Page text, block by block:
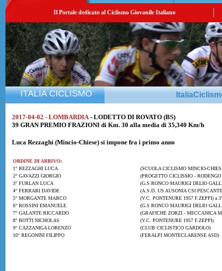
Il Portale dedicato al Ciclismo Giovanile Italiano
ITALIA CICLISMO
2017-04-02 - LOMBARDIA - LODETTO DI ROVATO (BS)
39 GRAN PREMIO FRAZIONI di Km. 30 alla media di 35,340 Km/h
Luca Rezzaghi (Mincio-Chiese) si impone fra i primo anno
ORDINE DI ARRIVO:
1° REZZAGHI LUCA
(SCUOLA CICLISMO MINCIO-
2° GAVAZZI GIORGIO
(PROGETTO CICLISMO -
3° FURLAN LUCA
(G.S RONCO MAURIGI DELIO
4° FERRARI DAVIDE
(A.S.D. US AUSONIA CSI
5° MORGANTE MARCO
(V.C. PONTENURE 1957 F.ZEPPI) a
6° ROSSINI EMANUELE
(G.S RONCO MAURIGI DELIO
7° GALANTE RICCARDO
(GRAFICHE ZORZI - MECCANICA
8° BOTTI NICHOLAS
(V.C. PONTENURE 1957 F.ZEPPI)
9° CAZZANIGA LORENZO
(CLUB CICLISTICO GARDOLO)
10° REGONINI FILIPPO
(FERALPI MONTECLARENSE ASD)